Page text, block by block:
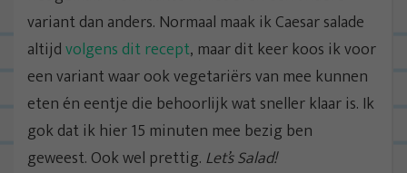
variant dan anders. Normaal maak ik Caesar salade
altijdvolgens dit recept, maar dit keer koos ik voor
een variant waar ook vegetariërs van mee kunnen
eten én eentje die behoorlijk wat sneller klaar is. Ik
gok dat ik hier 15 minuten mee bezig ben
geweest. Ook wel prettig. Let’s Salad!